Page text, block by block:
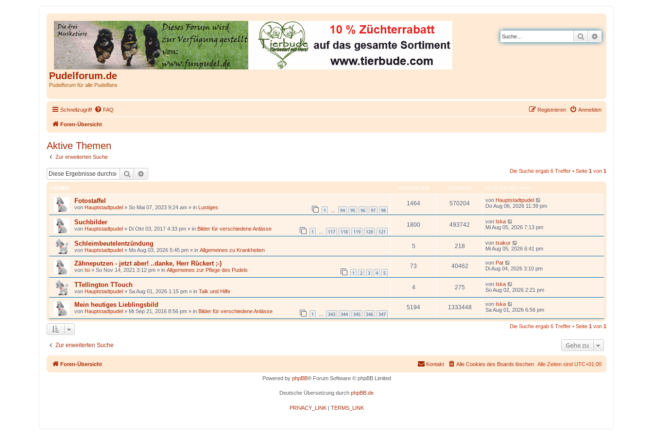
Pudelforum.de
Pudelforum für alle Pudelfans
Suche
Schnellzugriff FAQ Anmelden
Registrieren
Foren-Übersicht
Aktive Themen
Zur erweiterten Suche
Suche Die Suche ergab 6 Treffer • Seite 1 von 1
THEMEN ANTWORTEN ZUGRIFFE LETZTER BEITRAG
Fotostaffel
von Hauptstadtpudel » So Mai 07, 2023 9:24 am » in Lustiges 1 … 94 95 96 97 98
1464 570204 von Hauptstadtpudel
Do Aug 06, 2026 11:39 pm
Suchbilder
von Hauptstadtpudel » Di Okt 03, 2017 4:33 pm » in Bilder für verschiedene Anlässe 1 … 117 118 119 120 121
1800 493742 von Iska
Mi Aug 05, 2026 7:13 pm
Schleimbeutelentzündung
von Hauptstadtpudel » Mo Aug 03, 2026 5:45 pm » in Allgemeines zu Krankheiten
5 218 von txakur
Mi Aug 05, 2026 6:41 pm
Zähneputzen - jetzt aber! ..danke, Herr Rückert ;-)
von Isi » So Nov 14, 2021 3:12 pm » in Allgemeines zur Pflege des Pudels 1 2 3 4 5
73 40462 von Pat
Di Aug 04, 2026 3:10 pm
TTellington TTouch
von Hauptstadtpudel » Sa Aug 01, 2026 1:15 pm » in Talk und Hilfe
4 275 von Iska
So Aug 02, 2026 2:21 pm
Mein heutiges Lieblingsbild
von Hauptstadtpudel » Mi Sep 21, 2016 8:56 pm » in Bilder für verschiedene Anlässe 1 … 343 344 345 346 347
5194 1333448 von Iska
Sa Aug 01, 2026 6:56 pm
Die Suche ergab 6 Treffer • Seite 1 von 1
Zur erweiterten Suche Gehe zu
Foren-Übersicht Alle Zeiten sind UTC+01:00
Alle Cookies des Boards löschen
Kontakt
Powered by phpBB® Forum Software © phpBB Limited
Deutsche Übersetzung durch phpBB.de
PRIVACY_LINK| TERMS_LINK